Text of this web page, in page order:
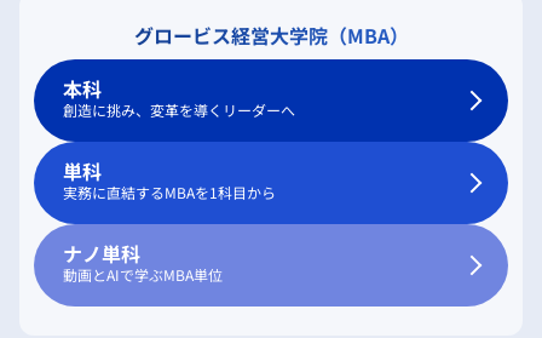
グロービス経営大学院（MBA）
本科
創造に挑み、変革を導くリーダーへ
単科
実務に直結するMBAを1科目から
ナノ単科
動画とAIで学ぶMBA単位